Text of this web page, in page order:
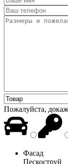
Пожалуйста,
Фасад
Пескоструй